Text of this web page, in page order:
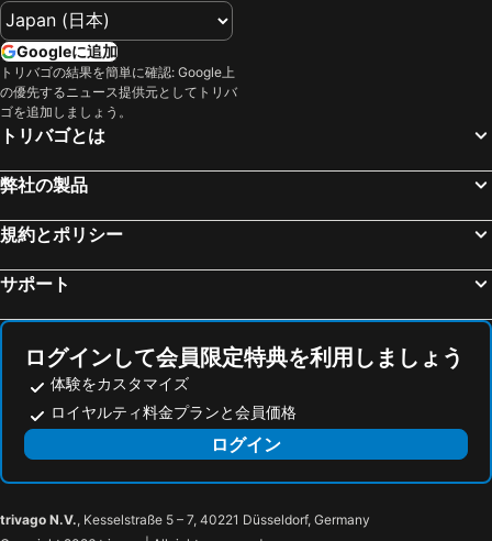
Googleに追加
トリバゴの結果を簡単に確認: Google上
の優先するニュース提供元としてトリバ
ゴを追加しましょう。
トリバゴとは
弊社の製品
規約とポリシー
サポート
ログインして会員限定特典を利用しましょう
体験をカスタマイズ
ロイヤルティ料金プランと会員価格
ログイン
trivago N.V., Kesselstraße 5 – 7, 40221 Düsseldorf, Germany